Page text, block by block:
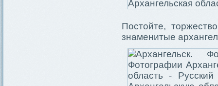
Постойте,
знаменитые